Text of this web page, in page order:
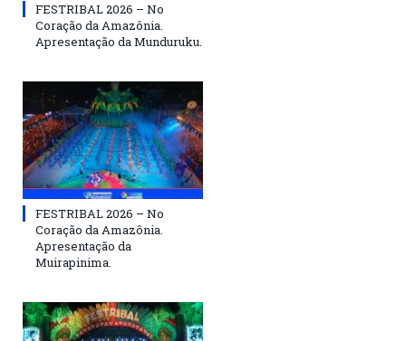
FESTRIBAL 2026 – No
Coração da Amazônia.
Apresentação da Munduruku.
FESTRIBAL 2026 – No
Coração da Amazônia.
Apresentação da
Muirapinima.